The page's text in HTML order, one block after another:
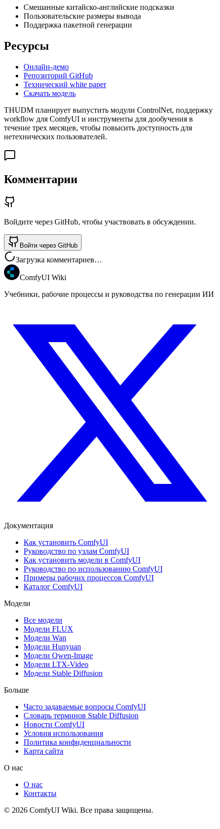
Смешанные китайско-английские подсказки
Пользовательские размеры вывода
Поддержка пакетной генерации
Ресурсы
Онлайн-демо
Репозиторий GitHub
Технический white paper
Скачать модель
THUDM планирует выпустить модули ControlNet, поддержку
workflow для ComfyUI и инструменты для дообучения в
течение трех месяцев, чтобы повысить доступность для
нетехнических пользователей.
Комментарии
Войдите через GitHub, чтобы участвовать в обсуждении.
Войти через GitHub
Загрузка комментариев…
ComfyUI Wiki
Учебники, рабочие процессы и руководства по генерации ИИ
Документация
Как установить ComfyUI
Руководство по узлам ComfyUI
Как установить модели в ComfyUI
Руководство по использованию ComfyUI
Примеры рабочих процессов ComfyUI
Каталог ComfyUI
Модели
Все модели
Модели FLUX
Модели Wan
Модели Hunyuan
Модели Qwen-Image
Модели LTX-Video
Модели Stable Diffusion
Больше
Часто задаваемые вопросы ComfyUI
Словарь терминов Stable Diffusion
Новости ComfyUI
Условия использования
Политика конфиденциальности
Карта сайта
О нас
О нас
Контакты
© 2026 ComfyUI Wiki. Все права защищены.